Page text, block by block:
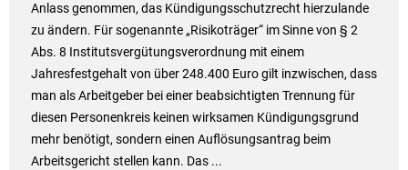
Anlass genommen, das Kündigungsschutzrecht hierzulande
zu ändern. Für sogenannte „Risikoträger“ im Sinne von § 2
Abs. 8 Institutsvergütungsverordnung mit einem
Jahresfestgehalt von über 248.400 Euro gilt inzwischen, dass
man als Arbeitgeber bei einer beabsichtigten Trennung für
diesen Personenkreis keinen wirksamen Kündigungsgrund
mehr benötigt, sondern einen Auflösungsantrag beim
Arbeitsgericht stellen kann. Das ...